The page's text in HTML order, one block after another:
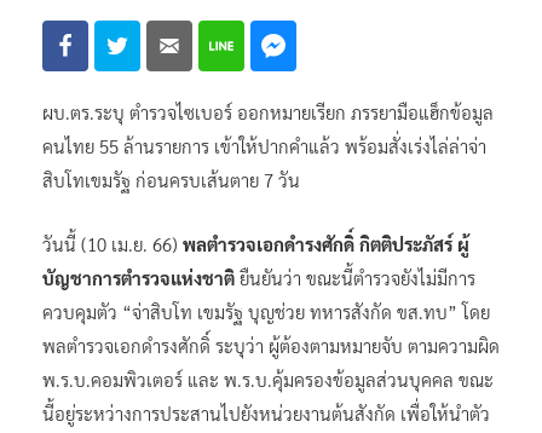
ผบ.ตร.ระบุ ตำรวจไซเบอร์ ออกหมายเรียก ภรรยามือแฮ็กข้อมูล
คนไทย 55 ล้านรายการ เข้าให้ปากคำแล้ว พร้อมสั่งเร่งไล่ล่าจ่า
สิบโทเขมรัฐ ก่อนครบเส้นตาย 7 วัน
วันนี้ (10 เม.ย. 66) พลตำรวจเอกดำรงศักดิ์ กิตติประภัสร์ ผู้
บัญชาการตำรวจแห่งชาติ ยืนยันว่า ขณะนี้ตำรวจยังไม่มีการ
ควบคุมตัว “จ่าสิบโท เขมรัฐ บุญช่วย ทหารสังกัด ขส.ทบ” โดย
พลตำรวจเอกดำรงศักดิ์ ระบุว่า ผู้ต้องตามหมายจับ ตามความผิด
พ.ร.บ.คอมพิวเตอร์ และ พ.ร.บ.คุ้มครองข้อมูลส่วนบุคคล ขณะ
นี้อยู่ระหว่างการประสานไปยังหน่วยงานต้นสังกัด เพื่อให้นำตัว